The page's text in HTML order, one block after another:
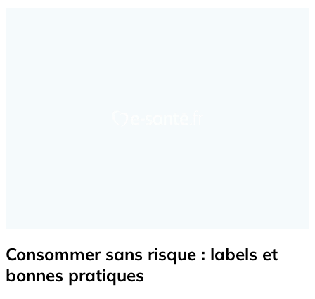
Consommer sans risque : labels et
bonnes pratiques